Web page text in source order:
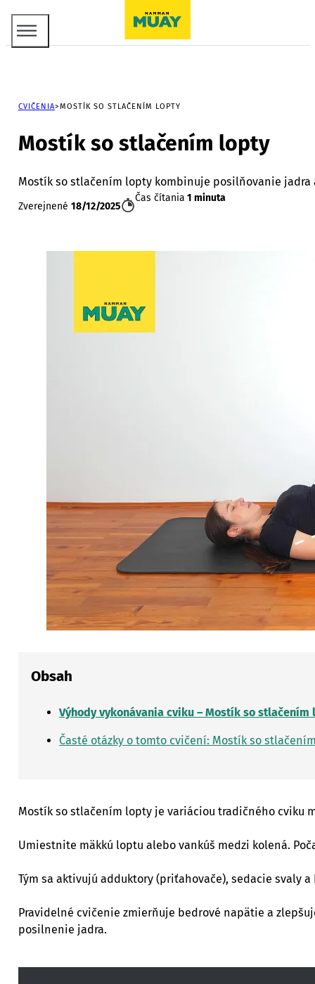
CVIČENIA MOSTÍK SO STLAČENÍM LOPTY
Mostík so stlačením lopty
Mostík so stlačením lopty kombinuje posilňovanie
Zverejnené 18/12/2025
Čas čítania 1 minuta
Obsah
Výhody vykonávania cviku – Mostík so stlačením
Časté otázky o tomto cvičení: Mostík so
Mostík so stlačením lopty je variáciou tradičného cviku
Umiestnite mäkkú loptu alebo vankúš medzi kolená.
Tým sa aktivujú adduktory (priťahovače), sedacie svaly
Pravidelné cvičenie zmierňuje bedrové napätie a
posilnenie jadra.